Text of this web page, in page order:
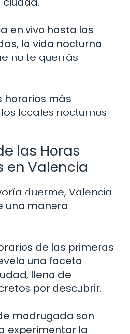
en vivo hasta las
la vida nocturna
no te querrás
horarios más
locales nocturnos
las Horas
en Valencia
duerme, Valencia
una manera
de las primeras
una faceta
llena de
por descubrir.
madrugada son
experimentar la